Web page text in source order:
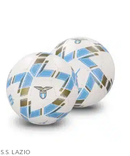
S.S. LAZIO